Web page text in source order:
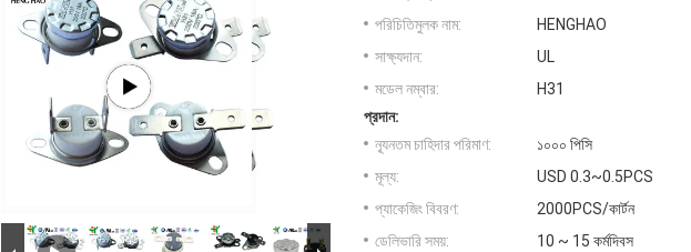
পরিচিতিমুলক নাম:
HENGHAO
সাক্ষ্যদান:
UL
মডেল নম্বার:
H31
প্রদান:
ন্যূনতম চাহিদার পরিমাণ:
১০০০ পিসি
মূল্য:
USD 0.3~0.5PCS
প্যাকেজিং বিবরণ:
2000PCS/কার্টন
ডেলিভারি সময়:
10 ~ 15 কর্মদিবস